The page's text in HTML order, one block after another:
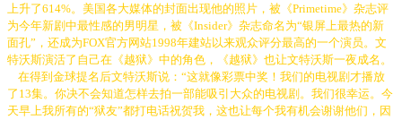
上升了614%。美国各大媒体的封面出现他的照片，被《Primetime》杂志评
为今年新剧中最性感的男明星，被《Insider》杂志命名为“银屏上最热的新
面孔”，还成为FOX官方网站1998年建站以来观众评分最高的一个演员。文
特沃斯演活了自己在《越狱》中的角色，《越狱》也让文特沃斯一夜成名。
在得到金球提名后文特沃斯说：“这就像彩票中奖！我们的电视剧才播放
了13集。你决不会知道怎样去拍一部能吸引大众的电视剧。我们很幸运。今
天早上我所有的“狱友”都打电话祝贺我，这也让每个我有机会谢谢他们，因